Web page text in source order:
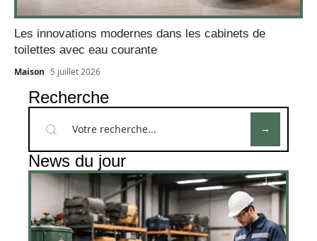
Les innovations modernes dans les cabinets de
toilettes avec eau courante
Maison 5 juillet 2026
Recherche
News du jour